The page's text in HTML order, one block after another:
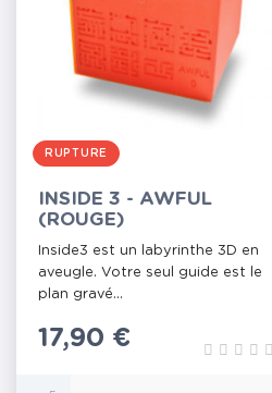
RUPTURE
INSIDE 3 - AWFUL
(ROUGE)
Inside3 est un labyrinthe 3D en
aveugle. Votre seul guide est le
plan gravé...
Prix
17,90 €